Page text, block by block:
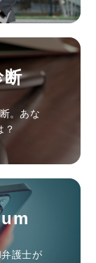
断
。あな
？
護士が